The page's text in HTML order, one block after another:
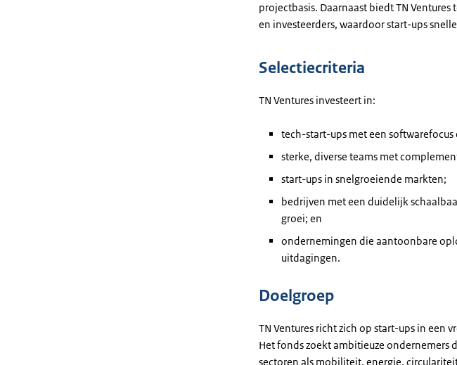
projectbasis. Daarnaast biedt TN
en investeerders, waardoor start-ups
Selectiecriteria
TN Ventures investeert in:
tech-start-ups met een
⁠sterke, diverse teams met
⁠start-ups in snelgroeiende markten;
⁠bedrijven met een duidelijk
groei; en
⁠ondernemingen die aantoonbare
uitdagingen.
Doelgroep
TN Ventures richt zich op start-ups in een
Het fonds zoekt ambitieuze ondernemers
sectoren als mobiliteit, energie,